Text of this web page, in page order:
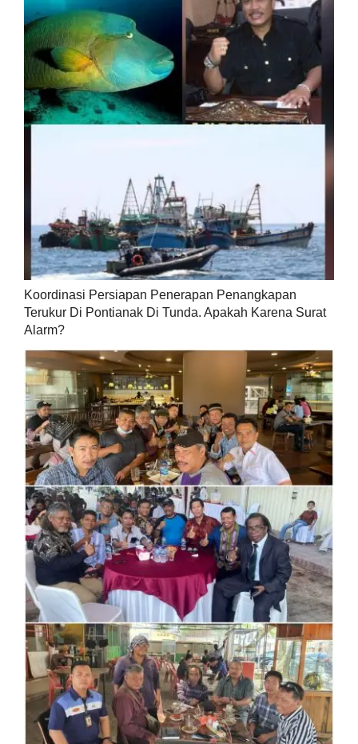
Koordinasi Persiapan Penerapan Penangkapan
Terukur Di Pontianak Di Tunda. Apakah Karena Surat
Alarm?